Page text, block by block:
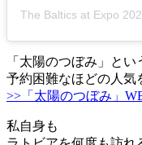
「太陽のつぼみ」とい
予約困難なほどの人気
>>「太陽のつぼみ」
私自身も